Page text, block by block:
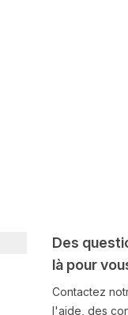
Des
là pour
Contactez
l'aide, des